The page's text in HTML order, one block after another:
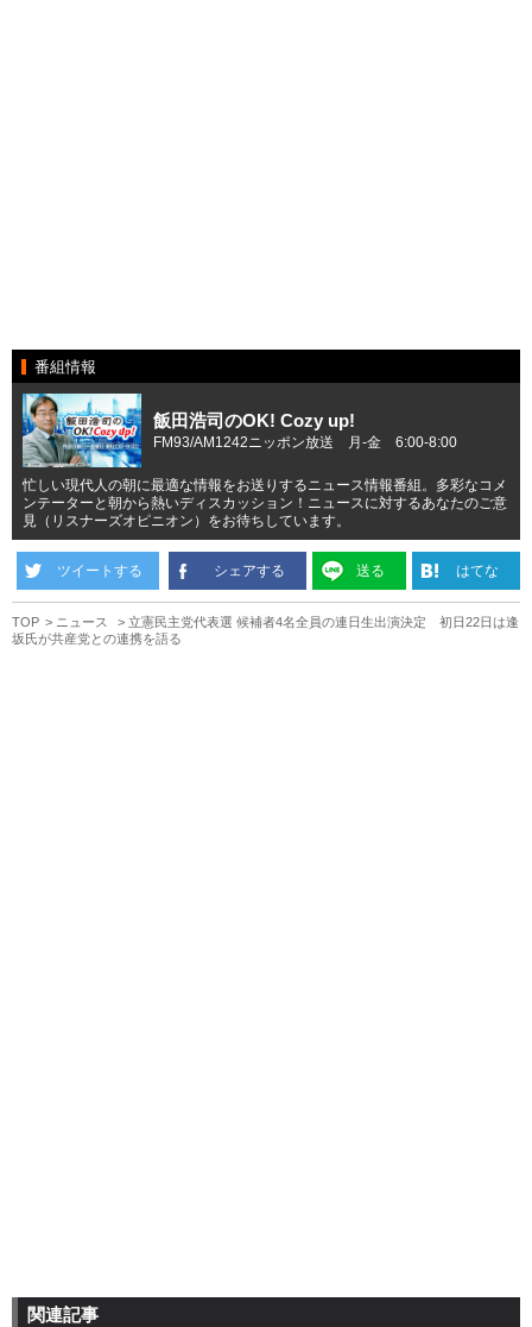
番組情報
飯田浩司のOK! Cozy up!
FM93/AM1242ニッポン放送 月-金 6:00-8:00
忙しい現代人の朝に最適な情報をお送りするニュース情報番組。多彩なコメ
ンテーターと朝から熱いディスカッション！ニュースに対するあなたのご意
見（リスナーズオピニオン）をお待ちしています。
ツイートする シェアする 送る はてな
TOP ニュース
立憲民主党代表選 候補者4名全員の連日生出演決定 初日22日は逢
坂氏が共産党との連携を語る
関連記事